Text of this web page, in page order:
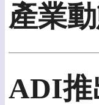
產業
ADI推